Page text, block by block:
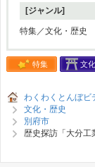
[ジャンル]
特集／文化・歴史
特集 文
わくわくとんぼビ
文化・歴史
別府市
歴史探訪「大分工